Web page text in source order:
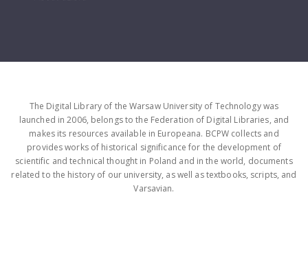
The Digital Library of the Warsaw University of Technology was
launched in 2006, belongs to the Federation of Digital Libraries, and
makes its resources available in Europeana. BCPW collects and
provides works of historical significance for the development of
scientific and technical thought in Poland and in the world, documents
related to the history of our university, as well as textbooks, scripts, and
Varsavian.